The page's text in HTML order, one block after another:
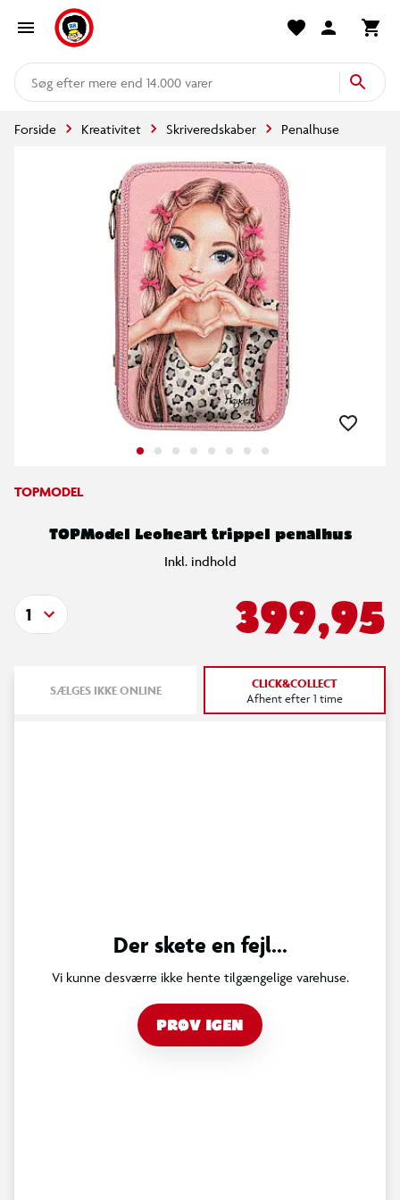
mere end 14.000 varer
Forside Kreativitet Skriveredskaber Penalhuse
TOPMODEL
TOPModel Leoheart trippel penalhus
Inkl. indhold
399,95
1
SÆLGES IKKE ONLINE CLICK&COLLECT
Afhent efter 1 time
Der skete en fejl...
Vi kunne desværre ikke hente tilgængelige varehuse.
PRØV IGEN